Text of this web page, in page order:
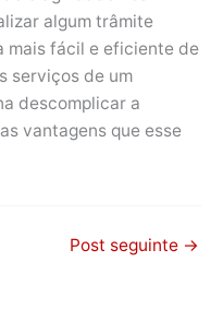
algum trâmite
mais fácil e eficiente de
serviços de um
descomplicar a
vantagens que esse
Post seguinte →